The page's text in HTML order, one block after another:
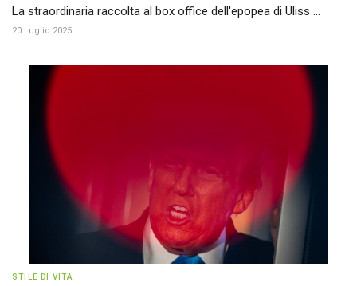
La straordinaria raccolta al box office dell'epopea di Uliss ...
20 Luglio 2025
STILE DI VITA